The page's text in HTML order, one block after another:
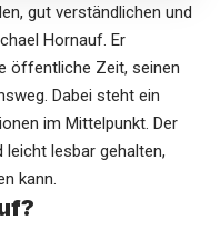
gut verständlichen und
Hornauf. Er
öffentliche Zeit, seinen
Dabei steht ein
im Mittelpunkt. Der
lesbar gehalten,
kann.